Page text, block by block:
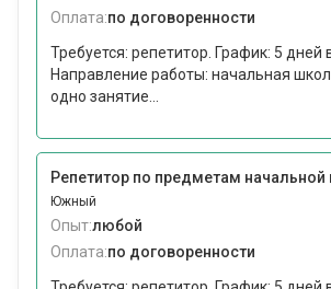
Оплата:по договоренности
Требуется: репетитор. График: 5 дней
Направление работы: начальная
одно занятие...
Репетитор по предметам
Южный
Опыт:любой
Оплата:по договоренности